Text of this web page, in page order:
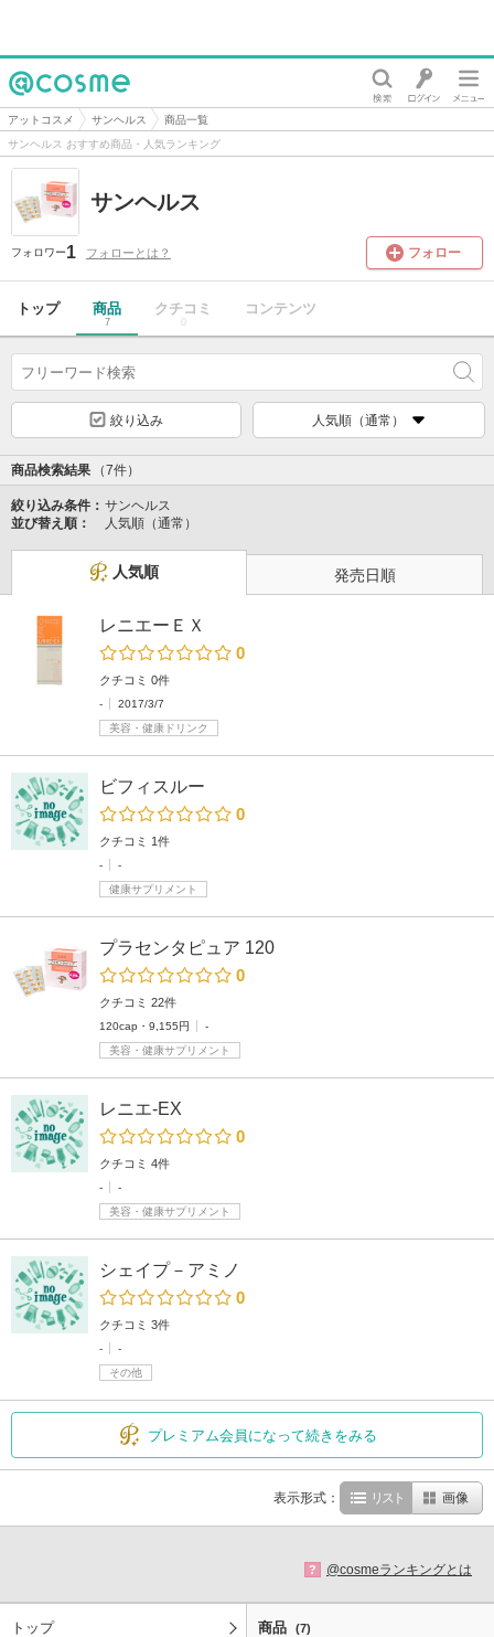
@cosme
アットコスメ サンヘルス
商品一覧
サンヘルス おすすめ商品・人気ランキング
サンヘルス
フォロワー1 フォローとは？ フォロー
トップ 商品
7
クチコミ
0
コンテンツ
絞り込み 人気順（通常）
商品検索結果 （7件）
絞り込み条件： サンヘルス
並び替え順：
人気順（通常）
人気順 発売日順
レニエーＥＸ
0
クチコミ 0件
-
2017/3/7
美容・健康ドリンク
ビフィスルー
0
クチコミ 1件
-
-
健康サプリメント
プラセンタピュア 120
0
クチコミ 22件
120cap・9,155円
-
美容・健康サプリメント
レニエ-EX
0
クチコミ 4件
-
-
美容・健康サプリメント
シェイプ－アミノ
0
クチコミ 3件
-
-
その他
プレミアム会員になって続きをみる
表示形式： リスト 画像
? @cosmeランキングとは
トップ 商品 (7)